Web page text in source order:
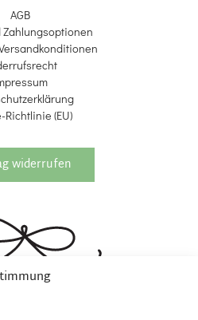
AGB
Zahlungsoptionen
Richtlinie (EU)
widerrufen